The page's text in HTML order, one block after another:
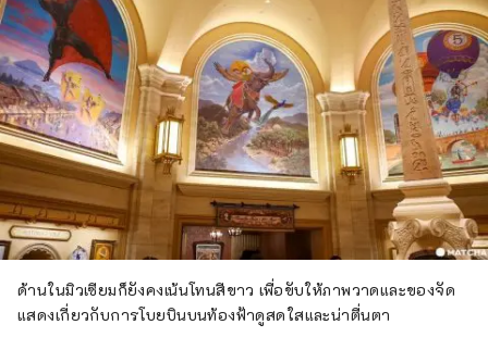
ด้านในมิวเซียมก็ยังคงเน้นโทนสีขาว เพื่อขับให้ภาพวาดและของจัด
แสดงเกี่ยวกับการโบยบินบนท้องฟ้าดูสดใสและน่าตื่นตา